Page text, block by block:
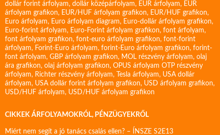
dollár forint árfolyam, dollár középárfolyam, EUR árfolyam, EUR
árfolyam grafikon, EUR/HUF árfolyam grafikon, EUR/HUF grafikon,
Euro árfolyam, Euro árfolyam diagram, Euro-dollár árfolyam grafikon,
Euro-forint árfolyam, Euro-Forint árfolyam grafikon, font árfolyam,
font árfolyam grafikon, font-euro árfolyam grafikon, font-forint
árfolyam, Forint-Euro árfolyam, forint-Euro árfolyam grafikon, forint-
font árfolyam, GBP árfolyam grafikon, MOL részvény árfolyam, olaj
ára grafikon, olaj árfolyam grafikon, OPUS árfolyam OTP részvény
árfolyam, Richter részvény árfolyam, Tesla árfolyam, USA dollár
árfolyam, USA dollár forint árfolyam grafikon, USD árfolyam grafikon,
USD/HUF árfolyam, USD/HUF árfolyam grafikon
CIKKEK ÁRFOLYAMOKRÓL, PÉNZÜGYEKRŐL
Miért nem segít a jó tanács csalás ellen? – ÍNSZE S2E13